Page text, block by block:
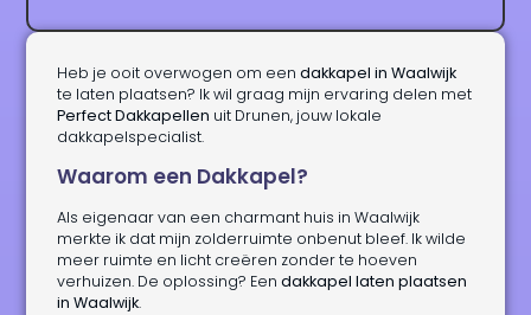
Heb je ooit overwogen om eendakkapel in Waalwijk
te laten plaatsen? Ik wil graag mijn ervaring delen met
Perfect Dakkapellen uit Drunen, jouw lokale
dakkapelspecialist.
Waarom een Dakkapel?
Als eigenaar van een charmant huis in Waalwijk
merkte ik dat mijn zolderruimte onbenut bleef. Ik wilde
meer ruimte en licht creëren zonder te hoeven
verhuizen. De oplossing? Eendakkapel laten plaatsen
in Waalwijk.